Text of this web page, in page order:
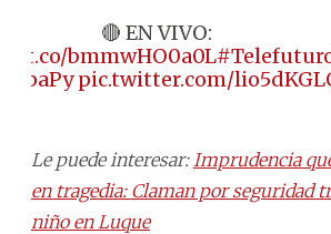
🔴 EN VIVO:
t.co/bmmwHO0a0L
pic.twitter.com/
Le puede interesar: Imprudencia
en tragedia: Claman por seguridad
niño en Luque